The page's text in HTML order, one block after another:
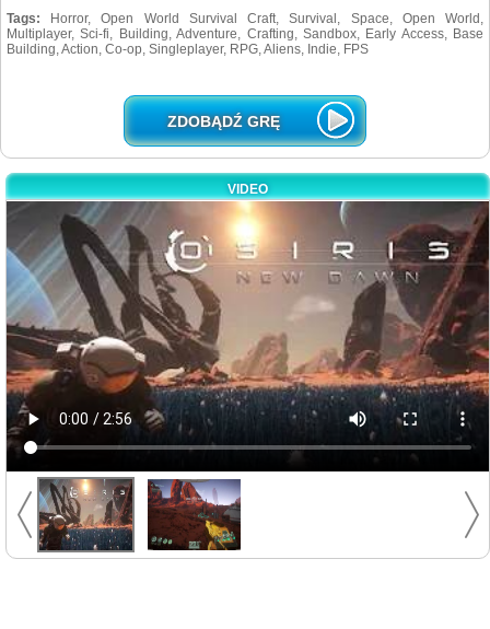
Tags: Horror, Open World Survival Craft, Survival, Space, Open World,
Multiplayer, Sci-fi, Building, Adventure, Crafting, Sandbox, Early Access, Base
Building, Action, Co-op, Singleplayer, RPG, Aliens, Indie, FPS
ZDOBĄDŹ GRĘ
VIDEO